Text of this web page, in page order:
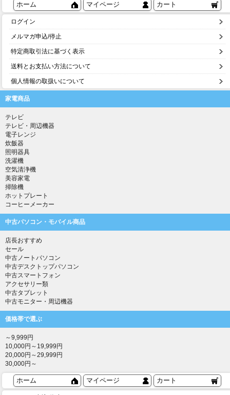
ホーム マイページ カート
ログイン
メルマガ申込/停止
特定商取引法に基づく表示
送料とお支払い方法について
個人情報の取扱いについて
家電商品
テレビ
テレビ・周辺機器
電子レンジ
炊飯器
照明器具
洗濯機
空気清浄機
美容家電
掃除機
ホットプレート
コーヒーメーカー
中古パソコン・モバイル商品
店長おすすめ
セール
中古ノートパソコン
中古デスクトップパソコン
中古スマートフォン
アクセサリー類
中古タブレット
中古モニター・周辺機器
価格帯で選ぶ
～9,999円
10,000円～19,999円
20,000円～29,999円
30,000円～
ホーム マイページ カート